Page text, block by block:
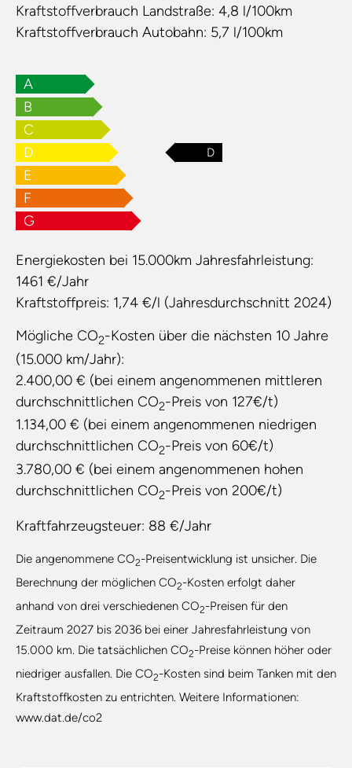
Kraftstoffverbrauch Landstraße: 4,8 l/100km
Kraftstoffverbrauch Autobahn: 5,7 l/100km
A
B
C
D
D
E
F
G
Energiekosten bei 15.000km Jahresfahrleistung:
1461 €/Jahr
Kraftstoffpreis: 1,74 €/l (Jahresdurchschnitt 2024)
Mögliche CO2-Kosten über die nächsten 10 Jahre
(15.000 km/Jahr):
2.400,00 € (bei einem angenommenen mittleren
durchschnittlichen CO2-Preis von 127€/t)
1.134,00 € (bei einem angenommenen niedrigen
durchschnittlichen CO2-Preis von 60€/t)
3.780,00 € (bei einem angenommenen hohen
durchschnittlichen CO2-Preis von 200€/t)
Kraftfahrzeugsteuer: 88 €/Jahr
Die angenommene CO2-Preisentwicklung ist unsicher. Die
Berechnung der möglichen CO2-Kosten erfolgt daher
anhand von drei verschiedenen CO2-Preisen für den
Zeitraum 2027 bis 2036 bei einer Jahresfahrleistung von
15.000 km. Die tatsächlichen CO2-Preise können höher oder
niedriger ausfallen. Die CO2-Kosten sind beim Tanken mit den
Kraftstoffkosten zu entrichten. Weitere Informationen:
www.dat.de/co2